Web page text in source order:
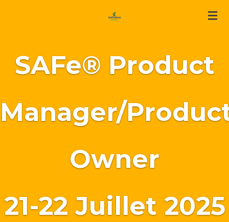
SAFe® Product
Manager/
Owner
21-22 Juillet 2025